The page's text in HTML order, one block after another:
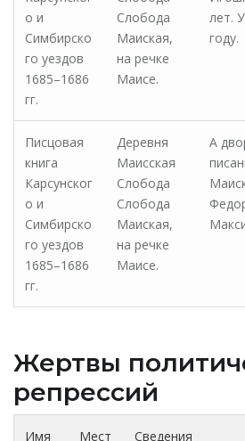
о и
Симбирско
го уездов
1685–1686
гг.
Слобода
Маиская,
на речке
Маисе.
лет.
году.
Писцовая
книга
Карсунског
о и
Симбирско
го уездов
1685–1686
гг.
Деревня
Маисская
Слобода
Слобода
Маиская,
на речке
Маисе.
А
Жертвы
репрессий
Имя Мест Сведения